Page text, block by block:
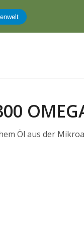
Öl aus der